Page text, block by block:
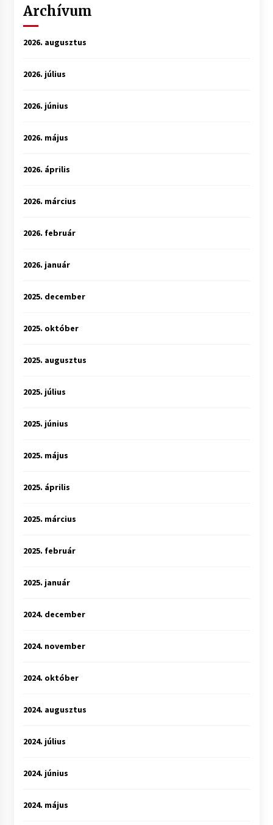
Archívum
2026. augusztus
2026. július
2026. június
2026. május
2026. április
2026. március
2026. február
2026. január
2025. december
2025. október
2025. augusztus
2025. július
2025. június
2025. május
2025. április
2025. március
2025. február
2025. január
2024. december
2024. november
2024. október
2024. augusztus
2024. július
2024. június
2024. május